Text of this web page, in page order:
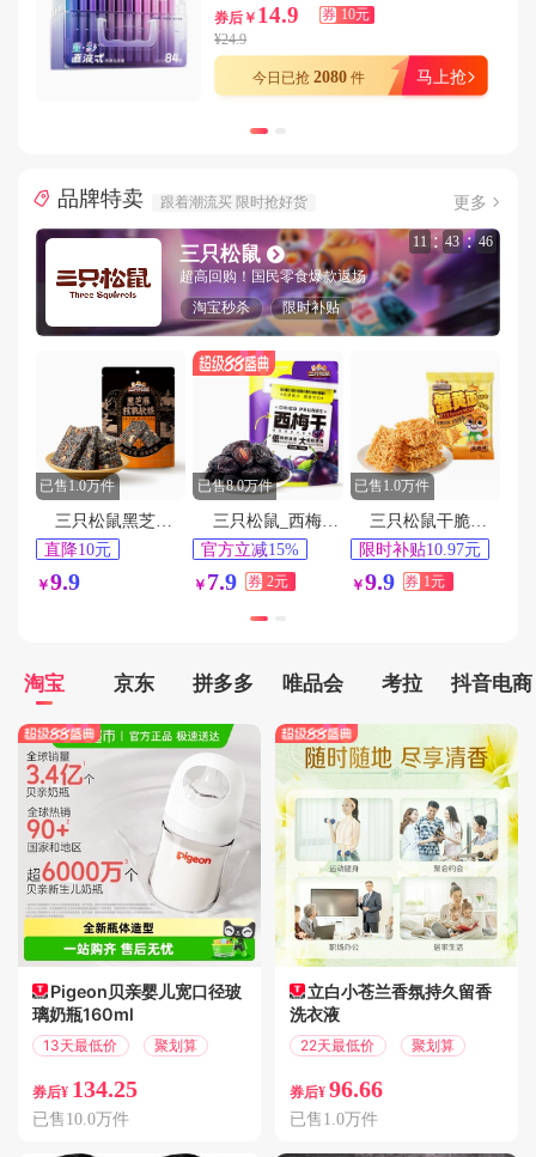
用户157****1262在3分钟前下单成功
用户182****9415在6分钟前下单成功
用户188****2216在7分钟前下单成功
用户155****4969在3分钟前下单成功
用户132****8107在9分钟前下单成功
用户133****5432在1分钟前下单成功
用户180****3231在3分钟前下单成功
用户133****5017在8分钟前下单成功
用户181****7077在5分钟前下单成功
用户134****9066在4分钟前下单成功
用户156****3624在1分钟前下单成功
用户186****7008在9分钟前下单成功
用户158****1788在1分钟前下单成功
用户157****7611在7分钟前下单成功
用户186****4032在4分钟前下单成功
用户188****3393在5分钟前下单成功
用户189****2350在9分钟前下单成功
券后￥ 14.9 券 10元
¥24.9
今日已抢2080 件 马上抢
品牌特卖 跟着潮流买 限时抢好货 更多
三只松鼠
超高回购！国民零食爆款返场
淘宝秒杀
限时补贴
11 : 43 : 44
已售1.0万件
三只松鼠黑芝麻核桃软糕210g
直降10元
淘金币频道抵扣
￥9.9
已售8.0万件
三只松鼠_西梅干【250g】约50颗
官方立减15%
88VIP专享95折
￥ 7.9 券 2元
已售1.0万件
三只松鼠干脆面蟹黄味14g*32包
限时补贴10.97元
淘金币频道抵扣
1.19元
￥9.9 券 1元
淘宝 京东 拼多多 唯品会 考拉 抖音电商
Pigeon贝亲婴儿宽口径玻
璃奶瓶160ml
13天最低价 聚划算
券后¥ 134.25
已售10.0万件
立白小苍兰香氛持久留香
洗衣液
22天最低价 聚划算
券后¥ 96.66
已售1.0万件